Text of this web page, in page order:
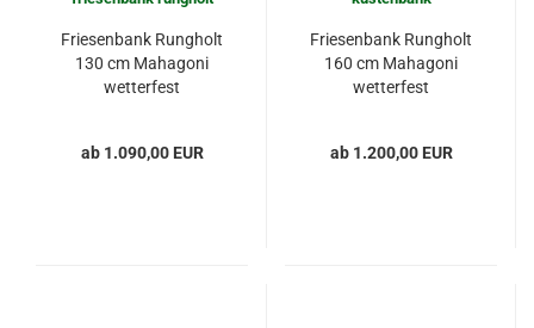
Friesenbank Rungholt
130 cm Mahagoni
wetterfest
ab 1.090,00 EUR
Friesenbank Rungholt
160 cm Mahagoni
wetterfest
ab 1.200,00 EUR